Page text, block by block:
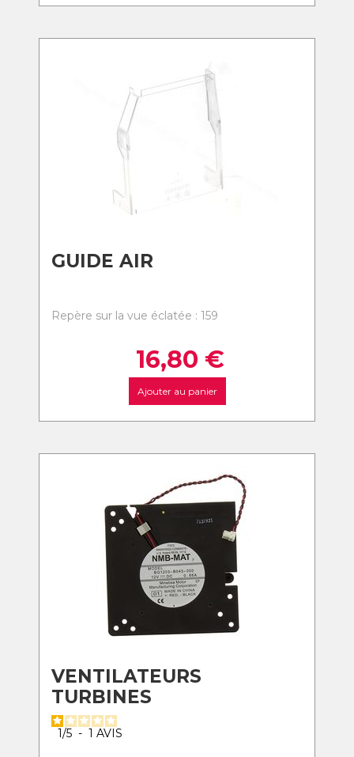
GUIDE AIR
Repère sur la vue éclatée : 159
16,80 €
Ajouter au panier
VENTILATEURS
TURBINES
1/5 - 1 AVIS